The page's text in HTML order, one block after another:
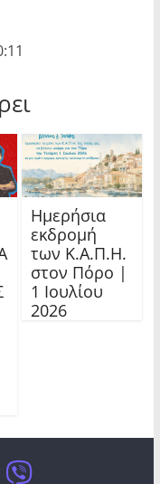
Ημερήσια
εκδρομή
των Κ.Α.Π.Η.
στον Πόρο |
1 Ιουλίου
2026